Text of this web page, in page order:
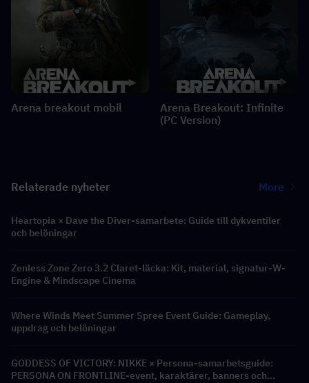
Arena breakout mobil
Arena Breakout: Infinite
(PC Version)
Relaterade nyheter More
Heartopia × Dave the Diver-samarbete: Guide till dykventiler
och belöningar
Zenless Zone Zero 3.2 Claret-läcka: Kit, material, signatur-W-
Engine & Mindscape Cinema
Where Winds Meet Summer Spree Event Guide: Gameplay,
uppdrag och belöningar
GODDESS OF VICTORY: NIKKE × Persona-samarbetsguide:
PERSONA ON FRONTLINE-event, karaktärer, banners och